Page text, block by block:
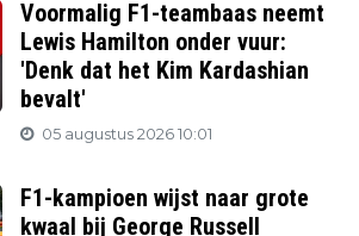
Voormalig F1-teambaas neemt
Lewis Hamilton onder vuur:
'Denk dat het Kim Kardashian
bevalt'
05 augustus 2026 10:01
F1-kampioen wijst naar grote
kwaal bij George Russell